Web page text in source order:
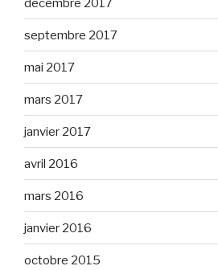
décembre 2017
septembre 2017
mai 2017
mars 2017
janvier 2017
avril 2016
mars 2016
janvier 2016
octobre 2015